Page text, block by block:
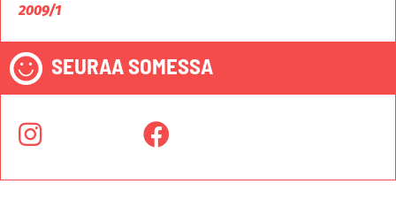
2009/1
SEURAA SOMESSA